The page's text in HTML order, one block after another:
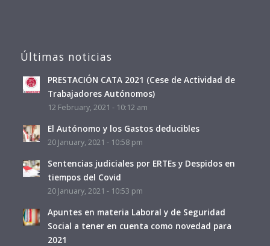
Últimas noticias
PRESTACIÓN CATA 2021 (Cese de Actividad de
Trabajadores Autónomos)
12 February, 2021 - 10:12 am
El Autónomo y los Gastos deducibles
20 January, 2021 - 10:58 pm
Sentencias judiciales por ERTEs y Despidos en
tiempos del Covid
20 January, 2021 - 10:53 pm
Apuntes en materia Laboral y de Seguridad
Social a tener en cuenta como novedad para
2021